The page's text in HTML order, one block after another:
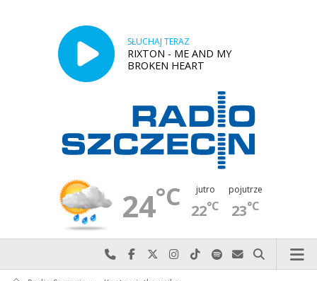
SŁUCHAJ TERAZ
RIXTON - ME AND MY
BROKEN HEART
24°C jutro
22°C
pojutrze
23°C
Najlepiej po prostu do nas zadzwoń
Odwiedź nas na Facebook-u
Odwiedź nas na X
Odwiedź nas na Instagram-ie
Odwiedź nas na TikTok-u
Szukaj nas na Spotify
Wyślij do nas
Szukaj